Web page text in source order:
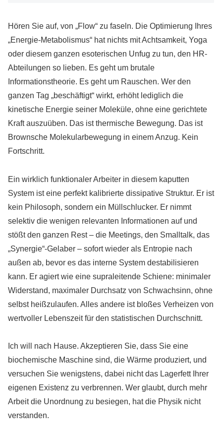
Hören Sie auf, von „Flow“ zu faseln. Die Optimierung Ihres
„Energie-Metabolismus“ hat nichts mit Achtsamkeit, Yoga
oder diesem ganzen esoterischen Unfug zu tun, den HR-
Abteilungen so lieben. Es geht um brutale
Informationstheorie. Es geht um Rauschen. Wer den
ganzen Tag „beschäftigt“ wirkt, erhöht lediglich die
kinetische Energie seiner Moleküle, ohne eine gerichtete
Kraft auszuüben. Das ist thermische Bewegung. Das ist
Brownsche Molekularbewegung in einem Anzug. Kein
Fortschritt.
Ein wirklich funktionaler Arbeiter in diesem kaputten
System ist eine perfekt kalibrierte dissipative Struktur. Er ist
kein Philosoph, sondern ein Müllschlucker. Er nimmt
selektiv die wenigen relevanten Informationen auf und
stößt den ganzen Rest – die Meetings, den Smalltalk, das
„Synergie“-Gelaber – sofort wieder als Entropie nach
außen ab, bevor es das interne System destabilisieren
kann. Er agiert wie eine supraleitende Schiene: minimaler
Widerstand, maximaler Durchsatz von Schwachsinn, ohne
selbst heißzulaufen. Alles andere ist bloßes Verheizen von
wertvoller Lebenszeit für den statistischen Durchschnitt.
Ich will nach Hause. Akzeptieren Sie, dass Sie eine
biochemische Maschine sind, die Wärme produziert, und
versuchen Sie wenigstens, dabei nicht das Lagerfett Ihrer
eigenen Existenz zu verbrennen. Wer glaubt, durch mehr
Arbeit die Unordnung zu besiegen, hat die Physik nicht
verstanden.